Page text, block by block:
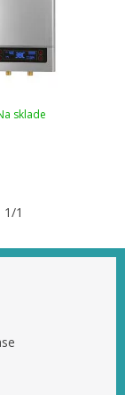
sklade
1/1